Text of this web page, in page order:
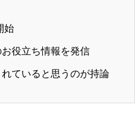
始
役立ち情報を発信
ていると思うのが持論